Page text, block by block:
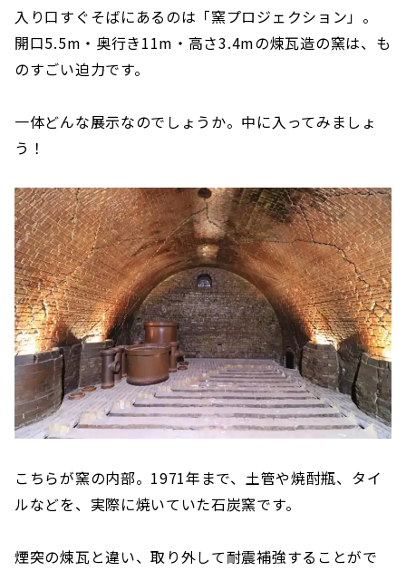
入り口すぐそばにあるのは「窯プロジェクション」。
開口5.5m・奥行き11m・高さ3.4mの煉瓦造の窯は、も
のすごい迫力です。
一体どんな展示なのでしょうか。中に入ってみましょ
う！
こちらが窯の内部。1971年まで、土管や焼酎瓶、タイ
ルなどを、実際に焼いていた石炭窯です。
煙突の煉瓦と違い、取り外して耐震補強することがで